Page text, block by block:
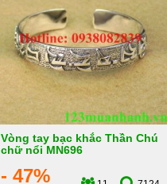
Vòng tay bạc khắc Thần Chú
chữ nổi MN696
- 47%